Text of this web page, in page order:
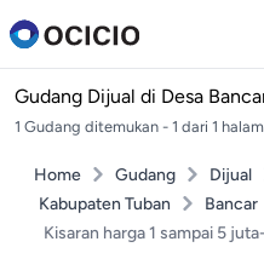
Gudang Dijual di Desa
1 Gudang ditemukan - 1 dari 1
Home Gudang Dijual
Kabupaten Tuban
Bancar
Kisaran harga 1 sampai 5